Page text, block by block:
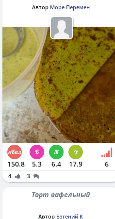
Автор Море Перемен
150.8 5.3 6.4 17.9 6
4 3
Торт вафельный
Автор Евгений К